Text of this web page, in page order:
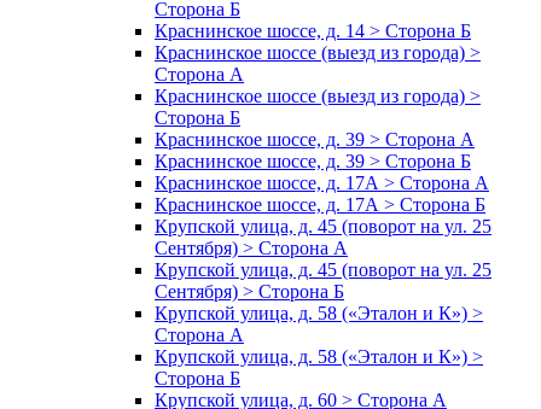
Сторона Б
Краснинское шоссе, д. 14 > Сторона Б
Краснинское шоссе (выезд из города) >
Сторона А
Краснинское шоссе (выезд из города) >
Сторона Б
Краснинское шоссе, д. 39 > Сторона А
Краснинское шоссе, д. 39 > Сторона Б
Краснинское шоссе, д. 17А > Сторона А
Краснинское шоссе, д. 17А > Сторона Б
Крупской улица, д. 45 (поворот на ул. 25
Сентября) > Сторона А
Крупской улица, д. 45 (поворот на ул. 25
Сентября) > Сторона Б
Крупской улица, д. 58 («Эталон и К») >
Сторона А
Крупской улица, д. 58 («Эталон и К») >
Сторона Б
Крупской улица, д. 60 > Сторона А